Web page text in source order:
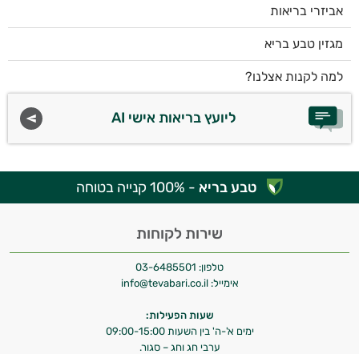
אביזרי בריאות
מגזין טבע בריא
למה לקנות אצלנו?
ליועץ בריאות אישי AI
טבע בריא - 100% קנייה בטוחה
שירות לקוחות
טלפון: 03-6485501
אימייל: info@tevabari.co.il
שעות הפעילות:
ימים א'-ה' בין השעות 09:00-15:00
ערבי חג וחג – סגור.